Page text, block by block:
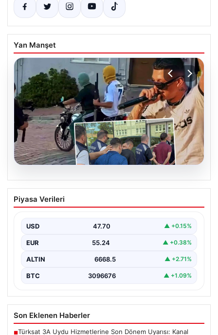
Yan Manşet
Rapçi Keskin’e Klipte Silah Kullanımı
Nedeniyle Gözaltı Şoku
gerçekleştirdiği klip çekimi sırasında silah kullanımı…
Piyasa Verileri
USD 47.70 ▲ +0.15%
EUR 55.24 ▲ +0.38%
ALTIN 6668.5 ▲ +2.71%
BTC 3096676 ▲ +1.09%
Son Eklenen Haberler
■Türksat 3A Uydu Hizmetlerine Son Dönem Uyarısı: Kanal